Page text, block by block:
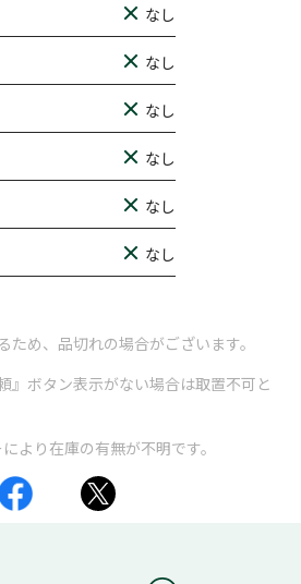
なし
なし
なし
なし
なし
なし
め、品切れの場合がございます。
』ボタン表示がない場合は取置不可と
より在庫の有無が不明です。